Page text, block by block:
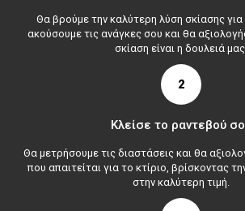
Θα βρούμε την καλύτερη λύση σκίασης
ακούσουμε τις ανάγκες σου και θα
σκίαση είναι η δουλειά
2
Κλείσε το ραντεβού
Θα μετρήσουμε τις διαστάσεις και θα
που απαιτείται για το κτίριο, βρίσκοντας
στην καλύτερη τιμή.